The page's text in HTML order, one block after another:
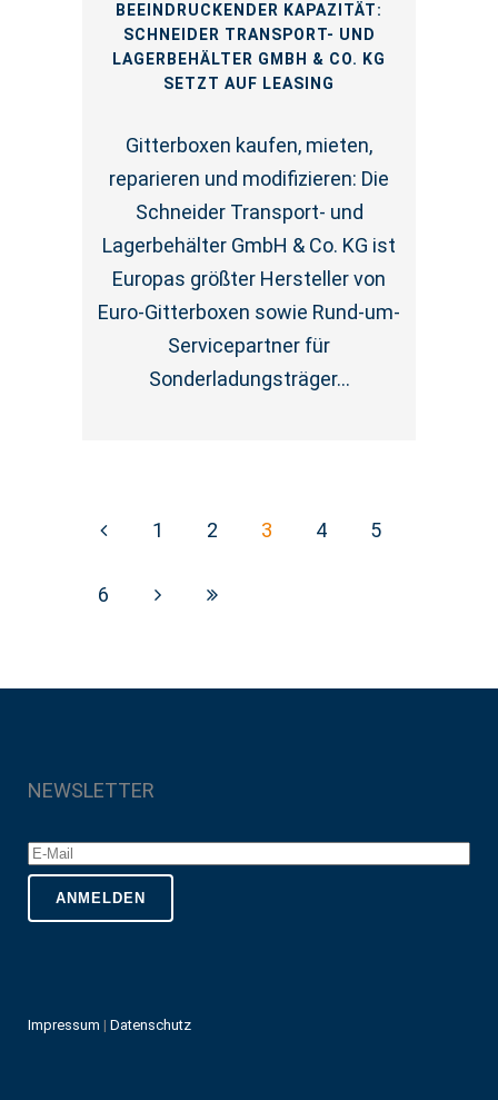
BEEINDRUCKENDER KAPAZITÄT:
SCHNEIDER TRANSPORT- UND
LAGERBEHÄLTER GMBH & CO. KG
SETZT AUF LEASING
Gitterboxen kaufen, mieten,
reparieren und modifizieren: Die
Schneider Transport- und
Lagerbehälter GmbH & Co. KG ist
Europas größter Hersteller von
Euro-Gitterboxen sowie Rund-um-
Servicepartner für
Sonderladungsträger...
1 2 3 4 5
6
NEWSLETTER
Impressum | Datenschutz